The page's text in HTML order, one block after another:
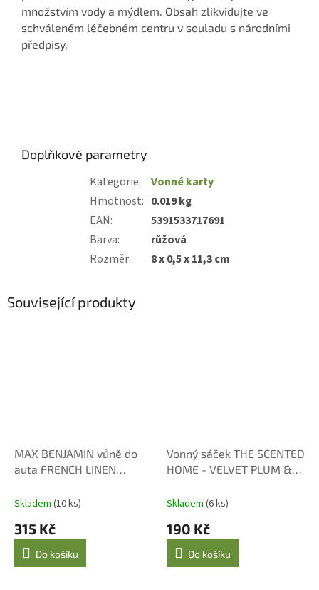
množstvím vody a mýdlem. Obsah zlikvidujte ve
schváleném léčebném centru v souladu s národními
předpisy.
Doplňkové parametry
Kategorie:
Vonné karty
Hmotnost: 0.019 kg
EAN:
5391533717691
Barva:
růžová
Rozměr: 8 x 0,5 x 11,3 cm
Související produkty
MAX BENJAMIN vůně do
auta FRENCH LINEN
Skladem (10 ks)
315 Kč
Do košíku
Vonný sáček THE SCENTED
HOME - VELVET PLUM &
Skladem (6 ks)
190 Kč
Do košíku